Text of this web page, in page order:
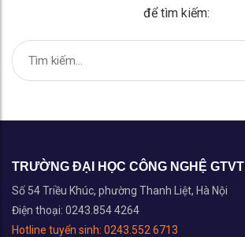
để tìm kiếm:
TRƯỜNG ĐẠI HỌC CÔNG NGHỆ GTVT
Số 54 Triều Khúc, phường Thanh Liệt, Hà Nội
Điện thoại: 0243.854 4264
Hotline tuyển sinh: 0243.552 6713